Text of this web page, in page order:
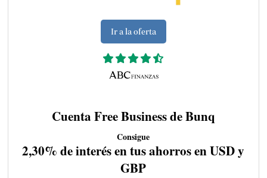
Ir a la oferta
Cuenta Free Business de Bunq
Consigue
2,30% de interés en tus ahorros en USD y
GBP